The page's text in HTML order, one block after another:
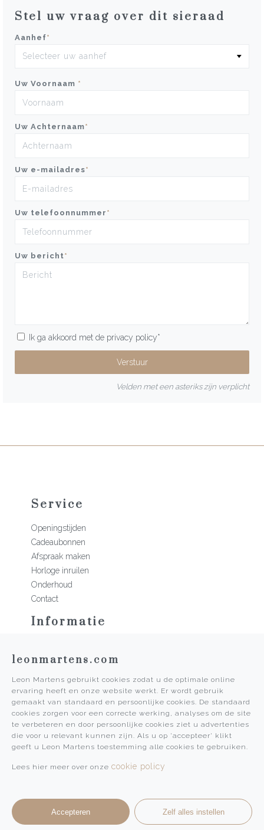
Stel uw vraag over dit sieraad
Aanhef*
Uw Voornaam *
Uw Achternaam*
Uw e-mailadres*
Uw telefoonnummer *
Uw bericht*
Ik ga akkoord met de privacy policy*
Velden met een asteriks zijn verplicht
Service
Openingstijden
Cadeaubonnen
Afspraak maken
Horloge inruilen
Onderhoud
Contact
Informatie
Historie
Algemene voorwaarden
Privacy Policy
Pers
Leon Martens
Leon Martens Juwelier
leonmartens.com
Leon Martens gebruikt cookies zodat u de optimale online
ervaring heeft en onze website werkt. Er wordt gebruik
gemaakt van standaard en persoonlijke cookies. De standaard
cookies zorgen voor een correcte werking, analyses om de site
te verbeteren en door persoonlijke cookies ziet u advertenties
die voor u relevant kunnen zijn. Als u op 'accepteer' klikt
geeft u Leon Martens toestemming alle cookies te gebruiken.
Lees hier meer over onze cookie policy
Accepteren Zelf alles instellen